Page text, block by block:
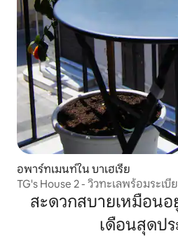
อพาร์ทเมนท์ใน บาเฮเรีย
TG's House 2 - วิวทะเลพร้อมระเบี
สะดวกสบายเหมือนอ
เดือนสุดป